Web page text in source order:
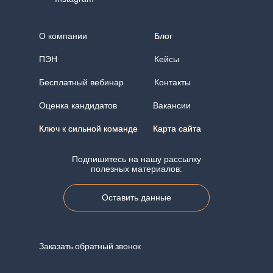
Подпишитесь на нашу рассылку
полезных материалов:
ПЭН
Бесплатный вебинар
Оценка кандидатов
Ключ к сильной команде
Ключ к сильной команде
Кейсы
О компании
Вакансии
Контакты
Карта сайта
Карта сайта
Блог
Блог
Заказать обратный звонок
Оставить данные